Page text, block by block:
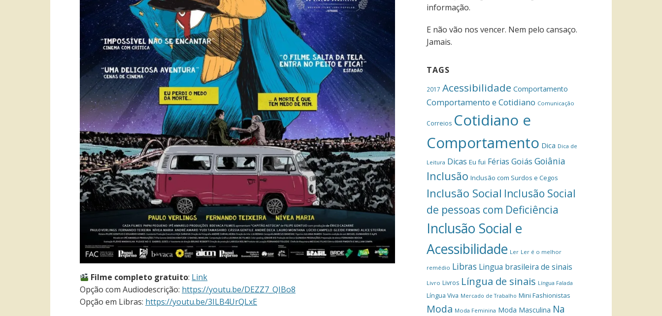
Filme completo gratuito: Link
Opção com Audiodescrição: https://youtu.be/DEZZ7_QIBo8
Opção em Libras: https://youtu.be/3ILB4UrQLxE
informação.
E não vão nos vencer. Nem pelo cansaço.
Jamais.
TAGS
2017 Acessibilidade Comportamento
Comportamento e Cotidiano Comunicação
Correios Cotidiano e
Comportamento Dica Dica de
Leitura Dicas Eu fui Férias Goiás Goiânia
Inclusão Inclusão com Surdos e Cegos
Inclusão Social Inclusão Social
de pessoas com Deficiência
Inclusão Social e
Acessibilidade Ler Ler é o melhor
remédio Libras Lingua brasileira de sinais
Livro Livros Língua de sinais Língua Falada
Língua Viva Mercado de Trabalho Mini Fashionistas
Moda Moda Feminina Moda Masculina Na